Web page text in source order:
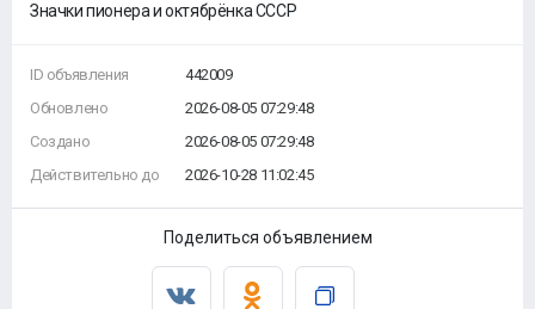
Значки пионера и октябрёнка СССР
ID объявления
Обновлено
Создано
Действительно до
442009
2026-08-05 07:29:48
2026-08-05 07:29:48
2026-10-28 11:02:45
Поделиться объявлением